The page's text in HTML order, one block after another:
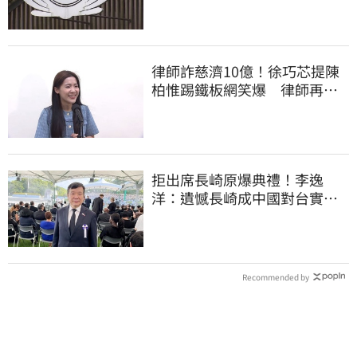
律師詐慈濟10億！徐巧芯提陳
柏惟踢鐵板網笑爆 律師再曬1
拒出席長崎原爆典禮！李逸
洋：遺憾長崎成中國對台實施
Recommended by